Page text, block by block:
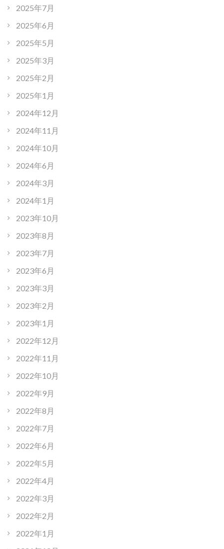
2025年7月
2025年6月
2025年5月
2025年3月
2025年2月
2025年1月
2024年12月
2024年11月
2024年10月
2024年6月
2024年3月
2024年1月
2023年10月
2023年8月
2023年7月
2023年6月
2023年3月
2023年2月
2023年1月
2022年12月
2022年11月
2022年10月
2022年9月
2022年8月
2022年7月
2022年6月
2022年5月
2022年4月
2022年3月
2022年2月
2022年1月